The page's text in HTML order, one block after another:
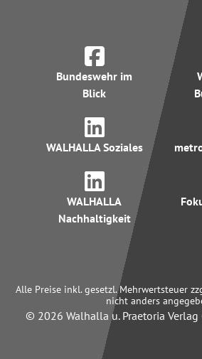
Bundeswehr im
Blick
WALHALLA Soziales
WALHALLA
Nachhaltigkeit
Alle Preise inkl. gesetzl. Mehrwertsteuer
nicht anders
© 2026 Walhalla u. Praetoria Verlag